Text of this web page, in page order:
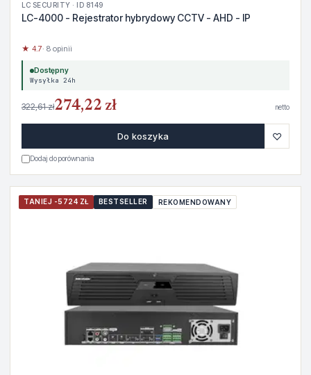
LC SECURITY · ID 8149
LC-4000 - Rejestrator hybrydowy CCTV - AHD - IP
★ 4.7· 8 opinii
Dostępny
Wysyłka 24h
322,61 zł274,22 zł netto
Do koszyka ♡
Dodaj do porównania
TANIEJ -5724 ZŁ BESTSELLER REKOMENDOWANY